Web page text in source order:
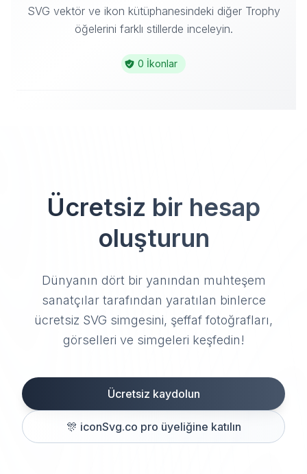
SVG vektör ve ikon kütüphanesindeki diğer Trophy
öğelerini farklı stillerde inceleyin.
0 İkonlar
Ücretsiz bir hesap
oluşturun
Dünyanın dört bir yanından muhteşem
sanatçılar tarafından yaratılan binlerce
ücretsiz SVG simgesini, şeffaf fotoğrafları,
görselleri ve simgeleri keşfedin!
Ücretsiz kaydolun
🎊 iconSvg.co pro üyeliğine katılın